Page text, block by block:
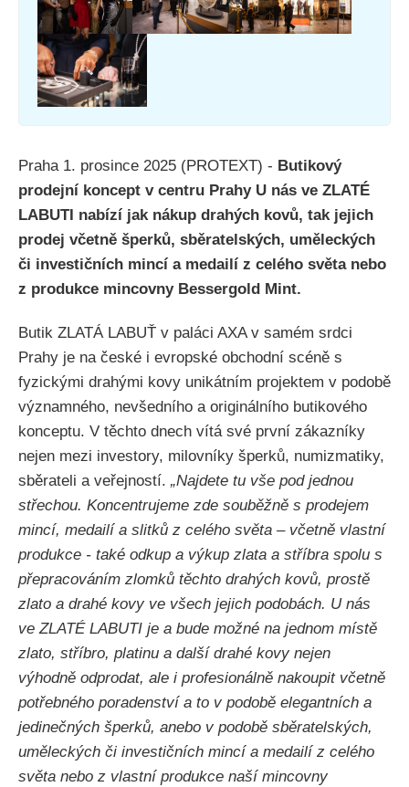
Praha 1. prosince 2025 (PROTEXT) - Butikový
prodejní koncept v centru Prahy U nás ve ZLATÉ
LABUTI nabízí jak nákup drahých kovů, tak jejich
prodej včetně šperků, sběratelských, uměleckých
či investičních mincí a medailí z celého světa nebo
z produkce mincovny Bessergold Mint.
Butik ZLATÁ LABUŤ v paláci AXA v samém srdci
Prahy je na české i evropské obchodní scéně s
fyzickými drahými kovy unikátním projektem v podobě
významného, nevšedního a originálního butikového
konceptu. V těchto dnech vítá své první zákazníky
nejen mezi investory, milovníky šperků, numizmatiky,
sběrateli a veřejností. „Najdete tu vše pod jednou
střechou. Koncentrujeme zde souběžně s prodejem
mincí, medailí a slitků z celého světa – včetně vlastní
produkce - také odkup a výkup zlata a stříbra spolu s
přepracováním zlomků těchto drahých kovů, prostě
zlato a drahé kovy ve všech jejich podobách. U nás
ve ZLATÉ LABUTI je a bude možné na jednom místě
zlato, stříbro, platinu a další drahé kovy nejen
výhodně odprodat, ale i profesionálně nakoupit včetně
potřebného poradenství a to v podobě elegantních a
jedinečných šperků, anebo v podobě sběratelských,
uměleckých či investičních mincí a medailí z celého
světa nebo z vlastní produkce naší mincovny